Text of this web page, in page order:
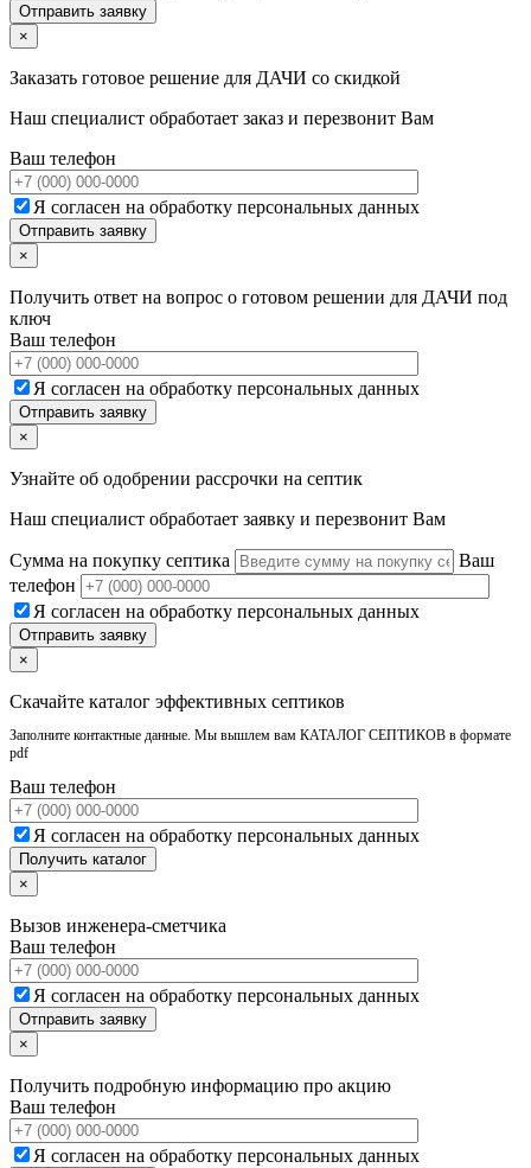
×
Заказать готовое решение для ДАЧИ со скидкой
Наш специалист обработает заказ и перезвонит Вам
Ваш телефон
Я согласен на обработку персональных данных
×
Получить ответ на вопрос о готовом решении для ДАЧИ под
ключ
Ваш телефон
Я согласен на обработку персональных данных
×
Узнайте об одобрении рассрочки на септик
Наш специалист обработает заявку и перезвонит Вам
Сумма на покупку септика
Ваш
телефон
Я согласен на обработку персональных данных
×
Скачайте каталог эффективных септиков
Заполните контактные данные. Мы вышлем вам КАТАЛОГ СЕПТИКОВ в формате
pdf
Ваш телефон
Я согласен на обработку персональных данных
×
Вызов инженера-сметчика
Ваш телефон
Я согласен на обработку персональных данных
×
Получить подробную информацию про акцию
Ваш телефон
Я согласен на обработку персональных данных